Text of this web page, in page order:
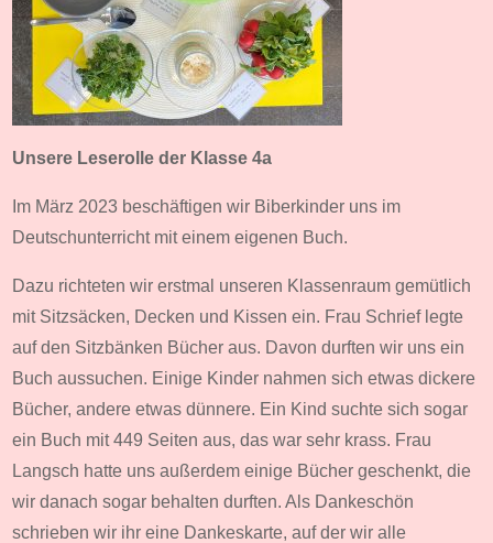
Unsere Leserolle der Klasse 4a
Im März 2023 beschäftigen wir Biberkinder uns im
Deutschunterricht mit einem eigenen Buch.
Dazu richteten wir erstmal unseren Klassenraum gemütlich
mit Sitzsäcken, Decken und Kissen ein. Frau Schrief legte
auf den Sitzbänken Bücher aus. Davon durften wir uns ein
Buch aussuchen. Einige Kinder nahmen sich etwas dickere
Bücher, andere etwas dünnere. Ein Kind suchte sich sogar
ein Buch mit 449 Seiten aus, das war sehr krass. Frau
Langsch hatte uns außerdem einige Bücher geschenkt, die
wir danach sogar behalten durften. Als Dankeschön
schrieben wir ihr eine Dankeskarte, auf der wir alle